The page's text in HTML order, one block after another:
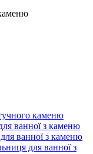
каменю
ванної з каменю
ванної з каменю
для ванної з